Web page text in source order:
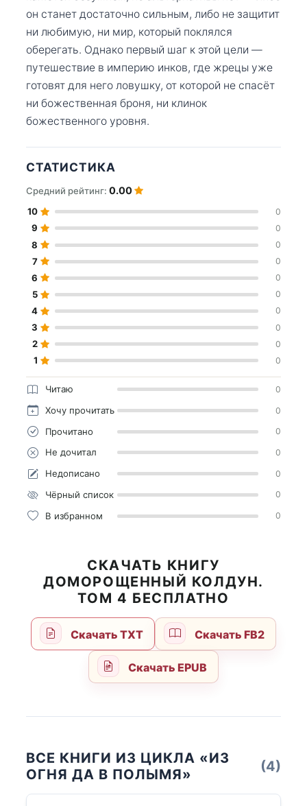
он станет достаточно сильным, либо не защитит
ни любимую, ни мир, который поклялся
оберегать. Однако первый шаг к этой цели —
путешествие в империю инков, где жрецы уже
готовят для него ловушку, от которой не спасёт
ни божественная броня, ни клинок
божественного уровня.
СТАТИСТИКА
Средний рейтинг: 0.00
10 0
9 0
8 0
7 0
6 0
5 0
4 0
3 0
2 0
1 0
Читаю 0
Хочу прочитать 0
Прочитано 0
Не дочитал 0
Недописано 0
Чёрный список 0
В избранном 0
СКАЧАТЬ КНИГУ
ДОМОРОЩЕННЫЙ КОЛДУН.
ТОМ 4 БЕСПЛАТНО
Скачать TXT Скачать FB2
Скачать EPUB
ВСЕ КНИГИ ИЗ ЦИКЛА «ИЗ
ОГНЯ ДА В ПОЛЫМЯ»
(4)